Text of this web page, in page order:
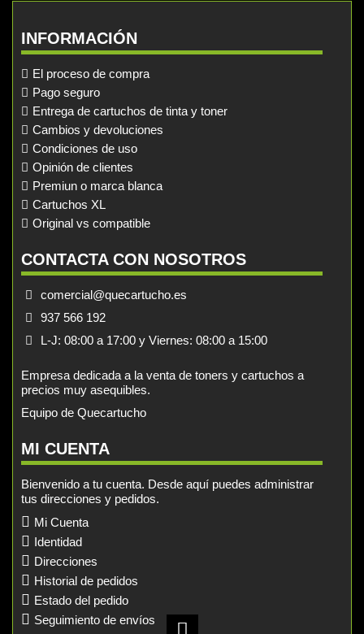
INFORMACIÓN
El proceso de compra
Pago seguro
Entrega de cartuchos de tinta y toner
Cambios y devoluciones
Condiciones de uso
Opinión de clientes
Premiun o marca blanca
Cartuchos XL
Original vs compatible
CONTACTA CON NOSOTROS
comercial@quecartucho.es
937 566 192
L-J: 08:00 a 17:00 y Viernes: 08:00 a 15:00
Empresa dedicada a la venta de toners y cartuchos a
precios muy asequibles.
Equipo de Quecartucho
MI CUENTA
Bienvenido a tu cuenta. Desde aquí puedes administrar
tus direcciones y pedidos.
Mi Cuenta
Identidad
Direcciones
Historial de pedidos
Estado del pedido
Seguimiento de envíos